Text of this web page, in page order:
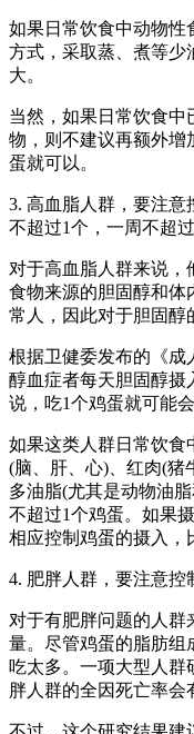
如果日常饮食中动物性
方式，采取蒸、煮等少
大。
当然，如果日常饮食中
物，则不建议再额外增
蛋就可以。
3. 高血脂人群，要注
不超过1个，一周不超
对于高血脂人群来说，
食物来源的胆固醇和体
常人，因此对于胆固醇
根据卫健委发布的《成
醇血症者每天胆固醇摄
说，吃1个鸡蛋就可能
如果这类人群日常饮食
(脑、肝、心)、红肉(猪
多油脂(尤其是动物油
不超过1个鸡蛋。如果
相应控制鸡蛋的摄入，
4. 肥胖人群，要注意控
对于有肥胖问题的人群
量。尽管鸡蛋的脂肪组
吃太多。一项大型人群
胖人群的全因死亡率会